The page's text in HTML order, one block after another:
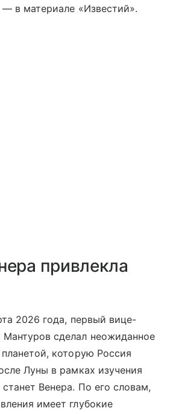
— в материале «Известий».
привлекла
2026 года, первый вице-
сделал неожиданное
которую Россия
Луны в рамках изучения
Венера. По его словам,
имеет глубокие